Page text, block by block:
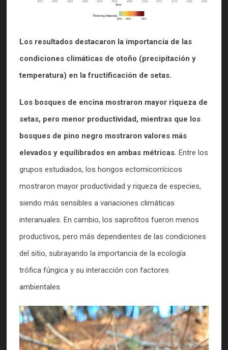
Los resultados destacaron la importancia de las
condiciones climáticas de otoño (precipitación y
temperatura) en la fructificación de setas.
Los bosques de encina mostraron mayor riqueza de
setas, pero menor productividad, mientras que los
bosques de pino negro mostraron valores más
elevados y equilibrados en ambas métricas. Entre los
grupos estudiados, los hongos ectomicorrícicos
mostraron mayor productividad y riqueza de especies,
siendo más sensibles a variaciones climáticas
interanuales. En cambio, los saprofitos fueron menos
productivos, pero más dependientes de las condiciones
del sitio, subrayando la importancia de la ecología
trófica fúngica y su interacción con factores
ambientales.